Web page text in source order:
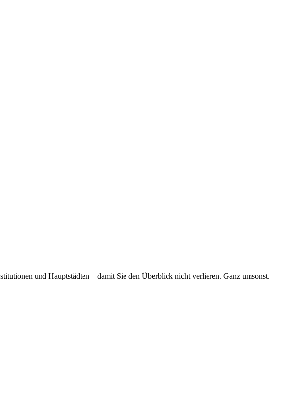
und Hauptstädten – damit Sie den Überblick nicht verlieren. Ganz umsonst.